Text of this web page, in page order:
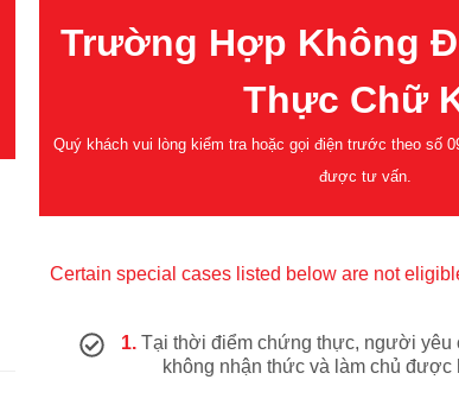
Trường Hợp Không
Thực Chữ
Quý khách vui lòng kiểm tra hoặc gọi điện trước theo số
được tư vấn.
Certain special cases listed below are not
1.Tại thời điểm chứng thực, người yêu
không nhận thức và làm chủ được